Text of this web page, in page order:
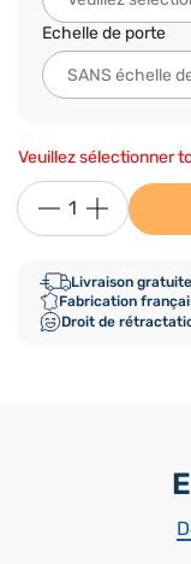
Echelle de porte
Veuillez sélectionner
Livraison
Fabrication
Droit de